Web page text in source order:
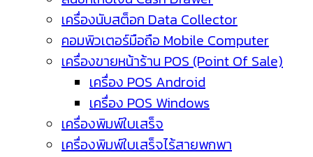
เครื่องนับสต็อก Data Collector
คอมพิวเตอร์มือถือ Mobile Computer
เครื่องขายหน้าร้าน POS (Point Of Sale)
เครื่อง POS Android
เครื่อง POS Windows
เครื่องพิมพ์ใบเสร็จ
เครื่องพิมพ์ใบเสร็จไร้สายพกพา